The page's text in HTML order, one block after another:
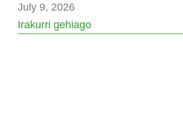
July 9, 2026
Irakurri gehiago